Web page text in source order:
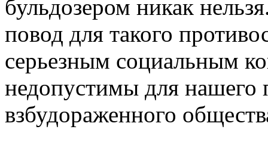
бульдозером никак
повод для такого
серьезным социальным
недопустимы для нашего
взбудораженного